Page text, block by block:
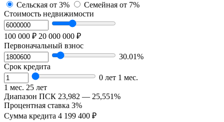
Сельская от 3% Семейная от 7%
Стоимость недвижимости
100 000 ₽ 20 000 000 ₽
Первоначальный взнос
30.01%
Срок кредита
0 лет 1 мес.
1 мес. 25 лет
Диапазон ПСК 23,982 — 25,551%
Процентная ставка 3%
Сумма кредита 4 199 400 ₽